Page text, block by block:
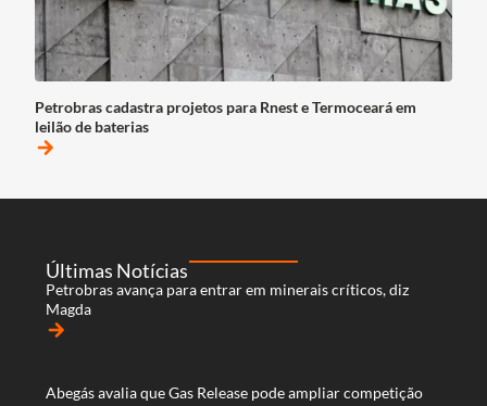
Petrobras cadastra projetos para Rnest e Termoceará em
leilão de baterias
arrow_forward
Últimas Notícias
Petrobras avança para entrar em minerais críticos, diz
Magda
arrow_forward
Abegás avalia que Gas Release pode ampliar competição